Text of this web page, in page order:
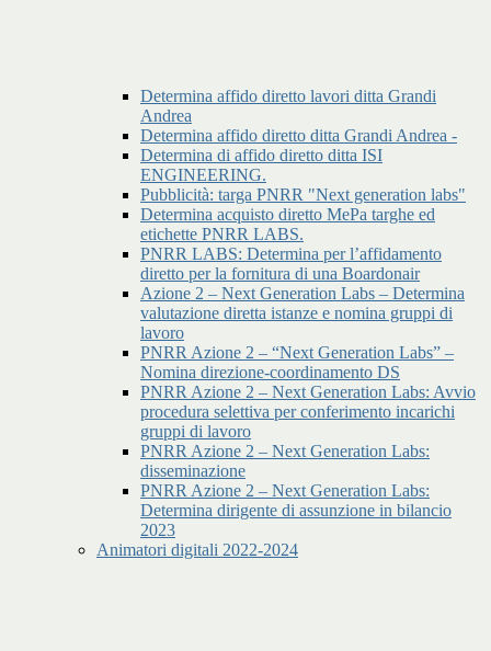
Determina affido diretto lavori ditta Grandi
Andrea
Determina affido diretto ditta Grandi Andrea -
Determina di affido diretto ditta ISI
ENGINEERING.
Pubblicità: targa PNRR "Next generation labs"
Determina acquisto diretto MePa targhe ed
etichette PNRR LABS.
PNRR LABS: Determina per l’affidamento
diretto per la fornitura di una Boardonair
Azione 2 – Next Generation Labs – Determina
valutazione diretta istanze e nomina gruppi di
lavoro
PNRR Azione 2 – “Next Generation Labs” –
Nomina direzione-coordinamento DS
PNRR Azione 2 – Next Generation Labs: Avvio
procedura selettiva per conferimento incarichi
gruppi di lavoro
PNRR Azione 2 – Next Generation Labs:
disseminazione
PNRR Azione 2 – Next Generation Labs:
Determina dirigente di assunzione in bilancio
2023
Animatori digitali 2022-2024